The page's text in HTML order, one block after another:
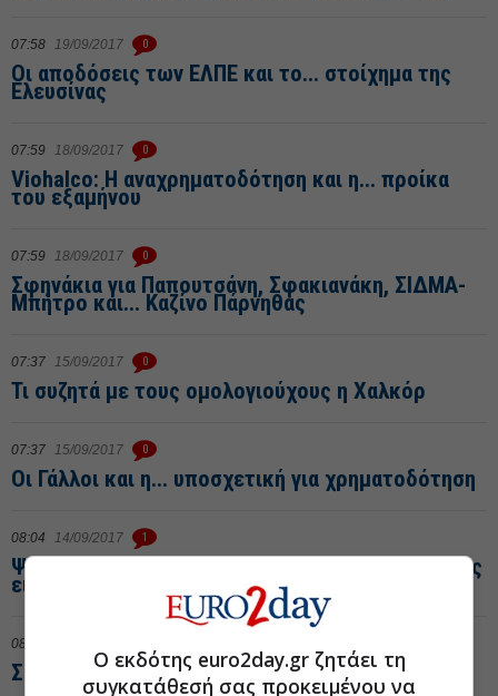
07:58 19/09/2017 0
Οι αποδόσεις των ΕΛΠΕ και το... στοίχημα της
Ελευσίνας
07:59 18/09/2017 0
Viohalco: Η αναχρηματοδότηση και η... προίκα
του εξαμήνου
07:59 18/09/2017 0
Σφηνάκια για Παπουτσάνη, Σφακιανάκη, ΣΙΔΜΑ-
Μπήτρο και... Καζίνο Πάρνηθας
07:37 15/09/2017 0
Τι συζητά με τους ομολογιούχους η Χαλκόρ
07:37 15/09/2017 0
Οι Γάλλοι και η... υποσχετική για χρηματοδότηση
08:04 14/09/2017 1
Ψάρια: Χρηματιστηριακές... καραμπόλες σε τρεις
εισηγμένες
08:04
Σφηνάκια για τράπεζες και Νηρέα
Ο εκδότης euro2day.gr ζητάει τη
συγκατάθεσή σας προκειμένου να